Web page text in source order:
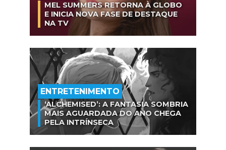
MEL SUMMERS RETORNA À GLOBO
E INICIA NOVA FASE DE DESTAQUE
NA TV
ENTRETENIMENTO
‘ALCHEMISED’: A FANTASIA SOMBRIA
MAIS AGUARDADA DO ANO CHEGA
PELA INTRÍNSECA